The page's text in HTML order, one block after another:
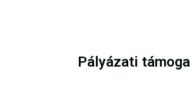
Pályázati